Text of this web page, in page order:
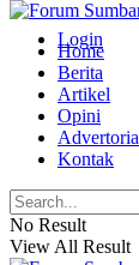
Login
Home
Berita
Artikel
Opini
Kontak
No Result
View All Result